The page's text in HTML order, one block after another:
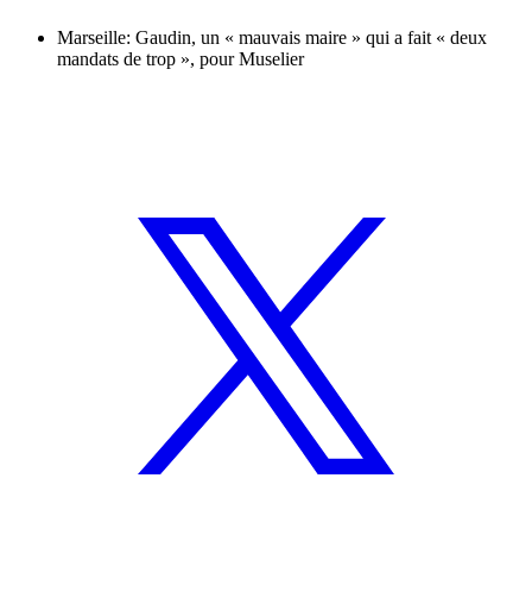
Marseille: Gaudin, un « mauvais maire » qui a fait « deux
mandats de trop », pour Muselier